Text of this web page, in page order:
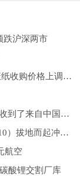
跌沪深两市
生意社：2025年12月24日江苏太仓玖龙纸业废纸收购价格上调-热讯
最新消息：外媒：克拉瓦约大学前锋恩西姆巴收到了来自中国俱乐部的邀请
商业航天概念火速回血！军工ETF华宝（512810）拔地而起冲上1%！宏达电子20CM后再涨9%，续创3年新高 今日热闻
航空
酸锂交割厂库